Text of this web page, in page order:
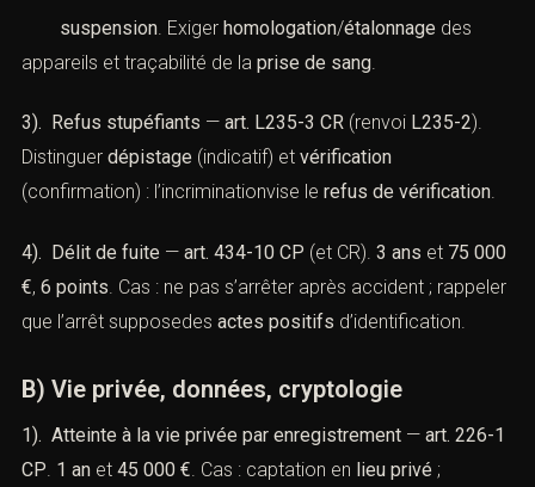
suspension . Exiger homologation/étalonnage des
appareils et traçabilité de la prise de sang
3). Refus stupéfiants — art. L235-3 CR (renvoi L235-2).
Distinguer dépistage (indicatif) et vérification
(confirmation) : l’incriminationvise le refus de vérification.
4). Délit de fuite — art. 434-10 CP (et CR). 3 ans et 75 000
€, 6 points. Cas : ne pas s’arrêter après accident ; rappeler
que l’arrêt supposedes actes positifs d’identification.
B) Vie privée, données, cryptologie
1). Atteinte à la vie privée par enregistrement — art. 226-1
CP. 1 an et 45 000 €. Cas : captation en lieu privé ;